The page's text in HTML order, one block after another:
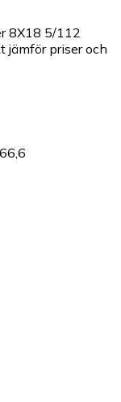
8X18 5/112
jämför priser och